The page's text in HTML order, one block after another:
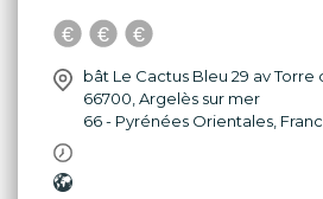
bât Le Cactus Bleu 29 av Torre
66700 Argelès sur mer
66 - Pyrénées Orientales